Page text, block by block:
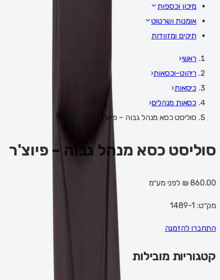
מיכון וכספות
אומנות ושרטוט
תיקים ומזוודות
ראשי‹
ריהוט-וכסאות‹
כיסאות‹
כסאות מנהלים‹
סוליסט כסא מנהל גבוה – פיוצ'ר
סוליסט כסא מנהל גבוה – פיוצ'ר
860.00 ₪ לפני מע״מ
מק״ט: 1489-1
התחברו להזמנה
קטגוריות מובילות